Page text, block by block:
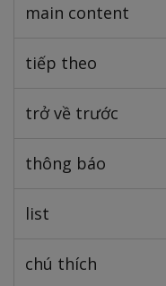
main content
tiếp theo
trở về trước
thông báo
list
chú thích